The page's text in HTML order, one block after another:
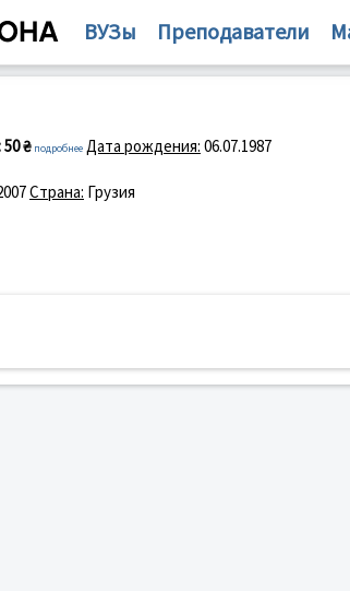
ВУЗы Преподаватели
50 ₴ подробнее Дата рождения: 06.07.1987
Страна: Грузия